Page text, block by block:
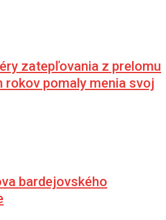
zatepľovania z prelomu
rokov pomaly menia svoj
bardejovského